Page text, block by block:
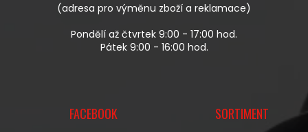
(adresa pro výměnu zboží a reklamace)
Pondělí až čtvrtek 9:00 - 17:00 hod.
Pátek 9:00 - 16:00 hod.
FACEBOOK SORTIMENT